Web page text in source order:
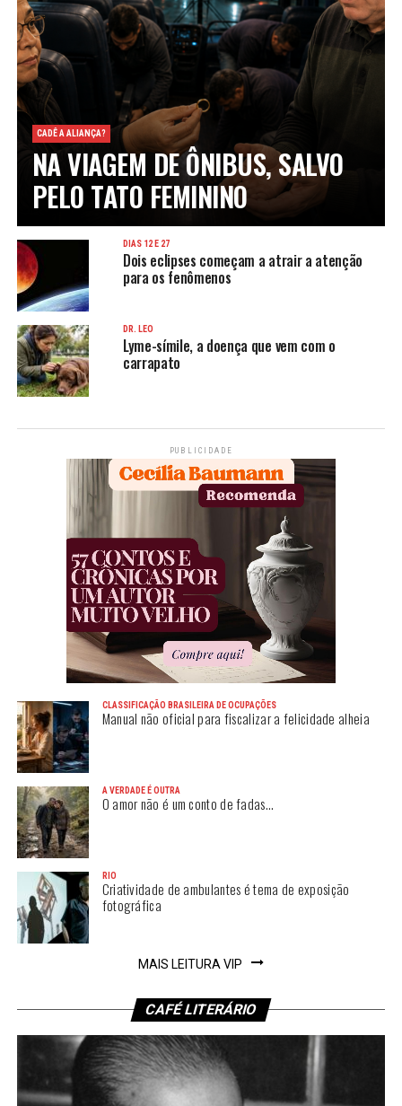
CADÊ A ALIANÇA?
NA VIAGEM DE ÔNIBUS, SALVO
PELO TATO FEMININO
DIAS 12 E 27
Dois eclipses começam a atrair a atenção
para os fenômenos
DR. LEO
Lyme-símile, a doença que vem com o
carrapato
PUBLICIDADE
CLASSIFICAÇÃO BRASILEIRA DE OCUPAÇÕES
Manual não oficial para fiscalizar a felicidade alheia
A VERDADE É OUTRA
O amor não é um conto de fadas…
RIO
Criatividade de ambulantes é tema de exposição
fotográfica
MAIS LEITURA VIP
CAFÉ LITERÁRIO